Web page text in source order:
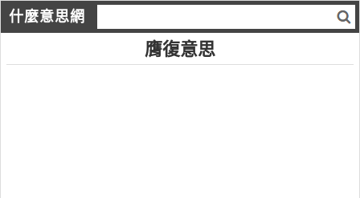
什麼意思網
膺復意思